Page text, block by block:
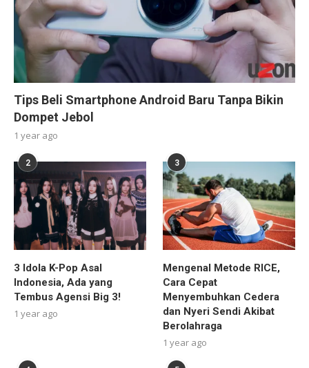
Tips Beli Smartphone Android Baru Tanpa Bikin
Dompet Jebol
1 year ago
2
3 Idola K-Pop Asal
Indonesia, Ada yang
Tembus Agensi Big 3!
1 year ago
3
Mengenal Metode RICE,
Cara Cepat
Menyembuhkan Cedera
dan Nyeri Sendi Akibat
Berolahraga
1 year ago